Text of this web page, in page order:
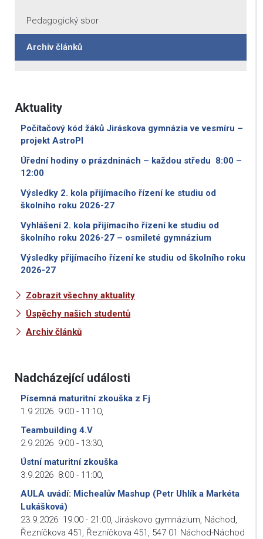
Pedagogický sbor
Archiv článků
Aktuality
Počítačový kód žáků Jiráskova gymnázia ve vesmíru –
projekt AstroPI
Úřední hodiny o prázdninách – každou středu 8:00 –
12:00
Výsledky 2. kola přijímacího řízení ke studiu od
školního roku 2026-27
Vyhlášení 2. kola přijímacího řízení ke studiu od
školního roku 2026-27 – osmileté gymnázium
Výsledky přijímacího řízení ke studiu od školního roku
2026-27
Zobrazit všechny aktuality
Úspěchy našich studentů
Archiv článků
Nadcházející události
Písemná maturitní zkouška z Fj
1.9.2026 9:00 - 11:10
Teambuilding 4.V
2.9.2026 9:00 - 13:30
Ústní maturitní zkouška
3.9.2026 8:00 - 11:00
AULA uvádí: Michealův Mashup (Petr Uhlík a Markéta
Lukášková)
23.9.2026 19:00 - 21:00 Jiráskovo gymnázium, Náchod,
Řezníčkova 451, Řezníčkova 451, 547 01 Náchod-Náchod